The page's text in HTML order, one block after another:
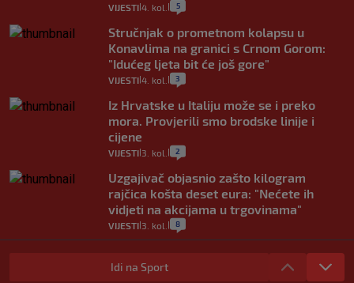
VIJESTI 4. kol. 5
Stručnjak o prometnom kolapsu u
Konavlima na granici s Crnom Gorom:
"Idućeg ljeta bit će još gore"
VIJESTI 4. kol. 3
Iz Hrvatske u Italiju može se i preko
mora. Provjerili smo brodske linije i
cijene
VIJESTI 3. kol. 2
Uzgajivač objasnio zašto kilogram
rajčica košta deset eura: "Nećete ih
vidjeti na akcijama u trgovinama"
VIJESTI 3. kol. 8
Selidba je jedno od stresnijih iskustava.
Evo aktualnih cijena i nekoliko savjeta
Idi na Sport